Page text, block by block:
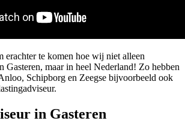
erachter te komen hoe wij niet alleen
Gasteren, maar in heel Nederland! Zo hebben
Schipborg en Zeegse bijvoorbeeld ook
in Gasteren